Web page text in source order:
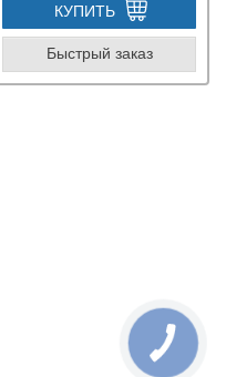
КУПИТЬ
Быстрый заказ